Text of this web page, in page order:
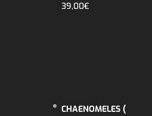
39,00€
CHAENOMELES (